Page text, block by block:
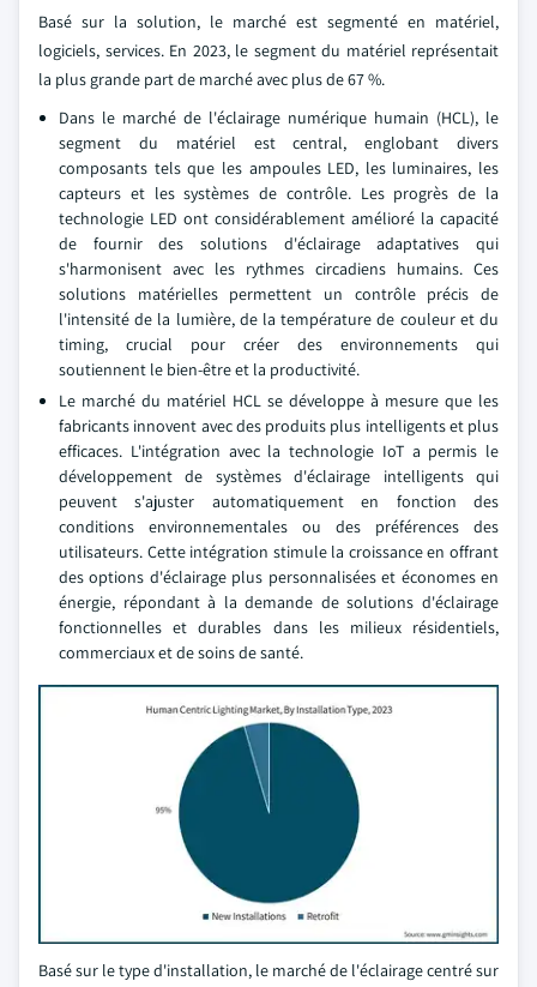
Basé sur la solution, le marché est segmenté en matériel,
logiciels, services. En 2023, le segment du matériel représentait
la plus grande part de marché avec plus de 67 %.
Dans le marché de l'éclairage numérique humain (HCL), le
segment du matériel est central, englobant divers
composants tels que les ampoules LED, les luminaires, les
capteurs et les systèmes de contrôle. Les progrès de la
technologie LED ont considérablement amélioré la capacité
de fournir des solutions d'éclairage adaptatives qui
s'harmonisent avec les rythmes circadiens humains. Ces
solutions matérielles permettent un contrôle précis de
l'intensité de la lumière, de la température de couleur et du
timing, crucial pour créer des environnements qui
soutiennent le bien-être et la productivité.
Le marché du matériel HCL se développe à mesure que les
fabricants innovent avec des produits plus intelligents et plus
efficaces. L'intégration avec la technologie IoT a permis le
développement de systèmes d'éclairage intelligents qui
peuvent s'ajuster automatiquement en fonction des
conditions environnementales ou des préférences des
utilisateurs. Cette intégration stimule la croissance en offrant
des options d'éclairage plus personnalisées et économes en
énergie, répondant à la demande de solutions d'éclairage
fonctionnelles et durables dans les milieux résidentiels,
commerciaux et de soins de santé.
Basé sur le type d'installation, le marché de l'éclairage centré sur